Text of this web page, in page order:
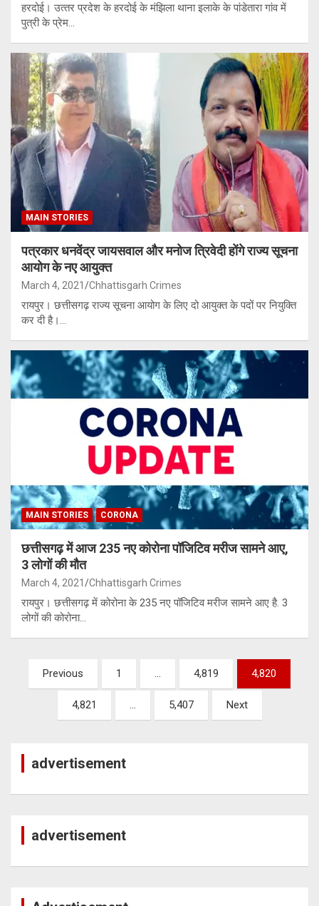
हरदोई। उत्‍तर प्रदेश के हरदोई के मंझिला थाना इलाके के पांडेतारा गांव में
पुत्री के प्रेम…
MAIN STORIES
पत्रकार धनवेंद्र जायसवाल और मनोज त्रिवेदी होंगे राज्य सूचना
आयोग के नए आयुक्त
March 4, 2021 Chhattisgarh Crimes
रायपुर। छत्तीसगढ़ राज्य सूचना आयोग के लिए दो आयुक्त के पदों पर नियुक्ति
कर दी है।…
MAIN STORIES CORONA
छत्तीसगढ़ में आज 235 नए कोरोना पॉजिटिव मरीज सामने आए,
3 लोगों की मौत
March 4, 2021 Chhattisgarh Crimes
रायपुर। छत्तीसगढ़ में कोरोना के 235 नए पॉजिटिव मरीज सामने आए है. 3
लोगों की कोरोना…
Posts
pagination
Previous 1 … 4,819 4,820
4,821 … 5,407 Next
advertisement
advertisement